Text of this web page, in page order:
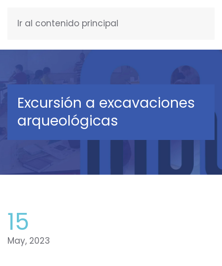
Ir al contenido principal
Excursión a excavaciones
arqueológicas
15
May, 2023